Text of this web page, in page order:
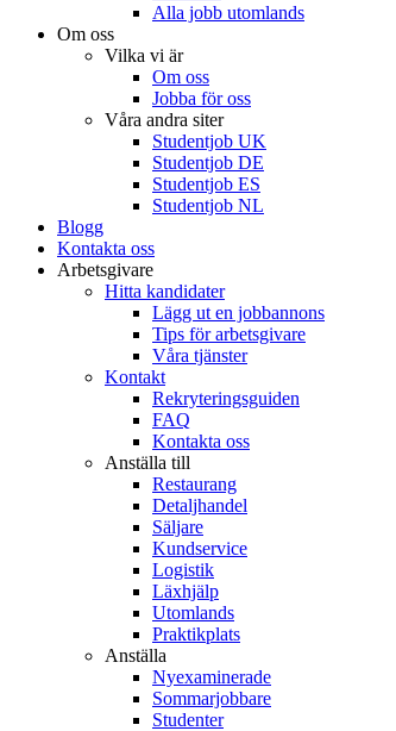
Alla jobb utomlands
Om oss
Vilka vi är
Om oss
Jobba för oss
Våra andra siter
Studentjob UK
Studentjob DE
Studentjob ES
Studentjob NL
Blogg
Kontakta oss
Arbetsgivare
Hitta kandidater
Lägg ut en jobbannons
Tips för arbetsgivare
Våra tjänster
Kontakt
Rekryteringsguiden
FAQ
Kontakta oss
Anställa till
Restaurang
Detaljhandel
Säljare
Kundservice
Logistik
Läxhjälp
Utomlands
Praktikplats
Anställa
Nyexaminerade
Sommarjobbare
Studenter